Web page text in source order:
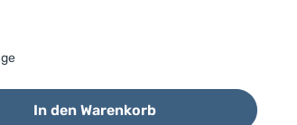
Wert ein oder
In den Warenkorb